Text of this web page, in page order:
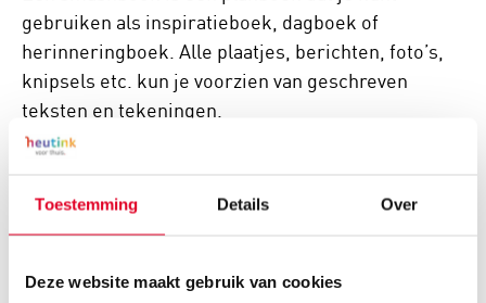
Toestemming Details Over
Deze website maakt gebruik van cookies
gebruiken als inspiratieboek, dagboek of
herinneringboek. Alle plaatjes, berichten, foto’s,
knipsels etc. kun je voorzien van geschreven
teksten en tekeningen.
leuke berichtjes uit tijdschriften
folders